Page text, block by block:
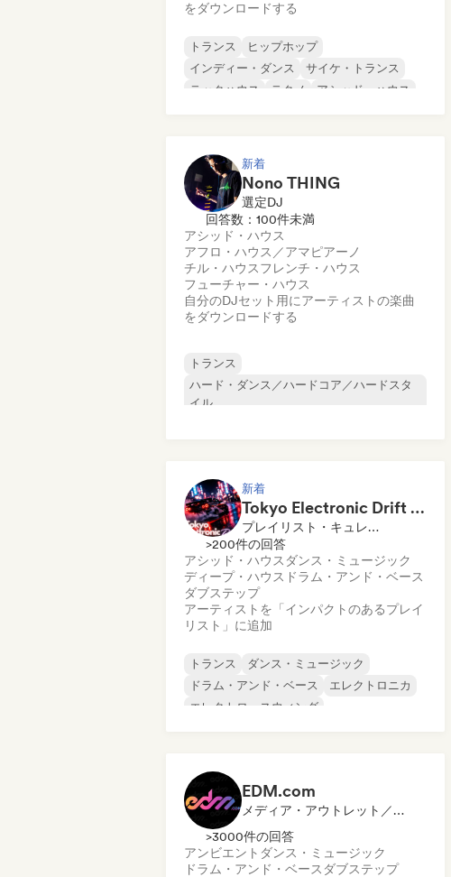
をダウンロードする
トランス
ヒップホップ
インディー・ダンス
サイケ・トランス
テックハウス
テクノ
アシッド・ハウス
新着
Nono THING
選定DJ
回答数：100件未満
アシッド・ハウス
アフロ・ハウス／アマピアーノ
チル・ハウスフレンチ・ハウス
フューチャー・ハウス
自分のDJセット用にアーティストの楽曲
をダウンロードする
トランス
ハード・ダンス／ハードコア／ハードスタ
イル
チル・ハウス
新着
Tokyo Electronic Drift 🏎️ Schranz, Hard Techno & Anime EDM
プレイリスト・キュレーター
>200件の回答
アシッド・ハウス ダンス・ミュージック
ディープ・ハウス ドラム・アンド・ベース
ダブステップ
アーティストを「インパクトのあるプレイ
リスト」に追加
トランス
ダンス・ミュージック
ドラム・アンド・ベース
エレクトロニカ
エレクトロ・スウィング
フューチャー・ハウス
EDM.com
メディア・アウトレット／ジャーナリスト
>3000件の回答
アンビエント ダンス・ミュージック
ドラム・アンド・ベース ダブステップ